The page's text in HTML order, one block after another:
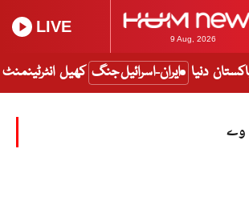
9 Aug, 2026
LIVE
دنیا ایران-اسرائیل جنگ کھیل انٹرٹینمنٹ
وے